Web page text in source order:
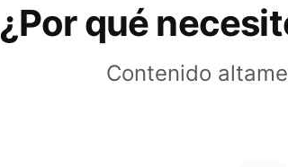
¿Por qué
Contenido